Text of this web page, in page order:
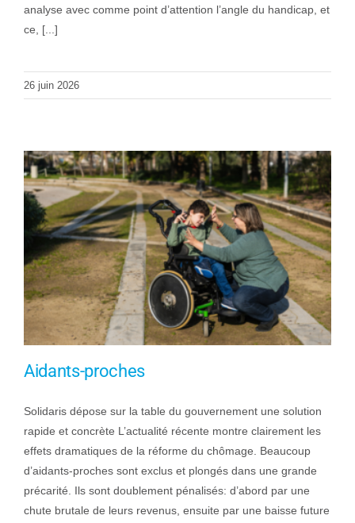
analyse avec comme point d’attention l’angle du handicap, et
ce, [...]
26 juin 2026
Aidants-proches
Solidaris dépose sur la table du gouvernement une solution
rapide et concrète L’actualité récente montre clairement les
effets dramatiques de la réforme du chômage. Beaucoup
d’aidants-proches sont exclus et plongés dans une grande
précarité. Ils sont doublement pénalisés: d’abord par une
chute brutale de leurs revenus, ensuite par une baisse future